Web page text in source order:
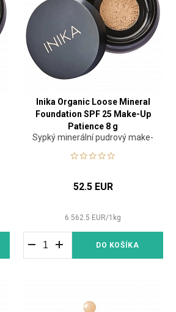
Inika Organic Loose Mineral
Foundation SPF 25 Make-Up
Patience 8 g
Sypký minerální pudrový make-
52.5 EUR
6 562.5 EUR/1 kg
DO KOŠÍKA